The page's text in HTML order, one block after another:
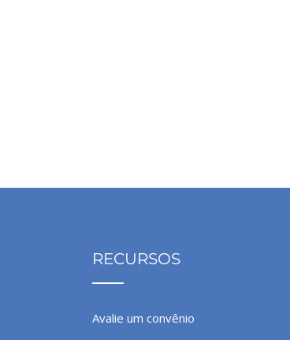
RECURSOS
Avalie um convênio